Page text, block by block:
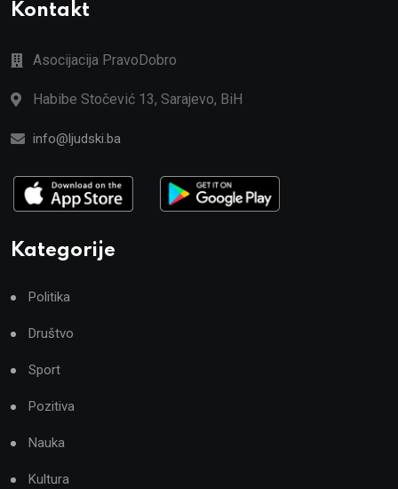
Kontakt
Asocijacija PravoDobro
Habibe Stočević 13, Sarajevo, BiH
info@ljudski.ba
Kategorije
Politika
Društvo
Sport
Pozitiva
Nauka
Kultura